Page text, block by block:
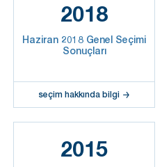
2018
Haziran 2018 Genel Seçimi
Sonuçları
seçim hakkında bilgi
2015